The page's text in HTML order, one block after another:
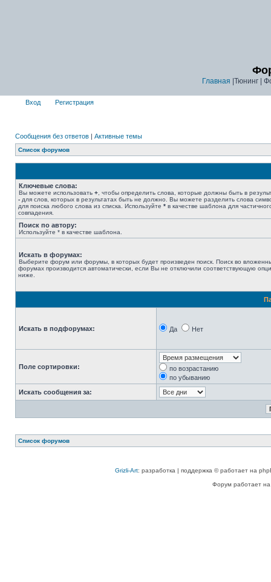
Главная |Тюнинг |
Вход Регистрация
Сообщения без ответов | Активные темы
Список форумов
Ключевые слова:
Вы можете использовать + , чтобы определить слова, которые должны быть в
- для слов, которых в результатах быть не должно. Вы можете разделить слова
для поиска любого слова из списка. Используйте * в качестве шаблона для
совпадения.
Поиск по автору:
Используйте * в качестве шаблона.
Искать в форумах:
Выберите форум или форумы, в которых будет произведен поиск. Поиск во
форумах производится автоматически, если Вы не отключили соответствующую
ниже.
Искать в подфорумах: Да Нет
Поле сортировки:
по возрастанию
по убыванию
Искать сообщения за:
Список форумов
Grizli-Art: разработка | поддержка © работает на
Форум работает